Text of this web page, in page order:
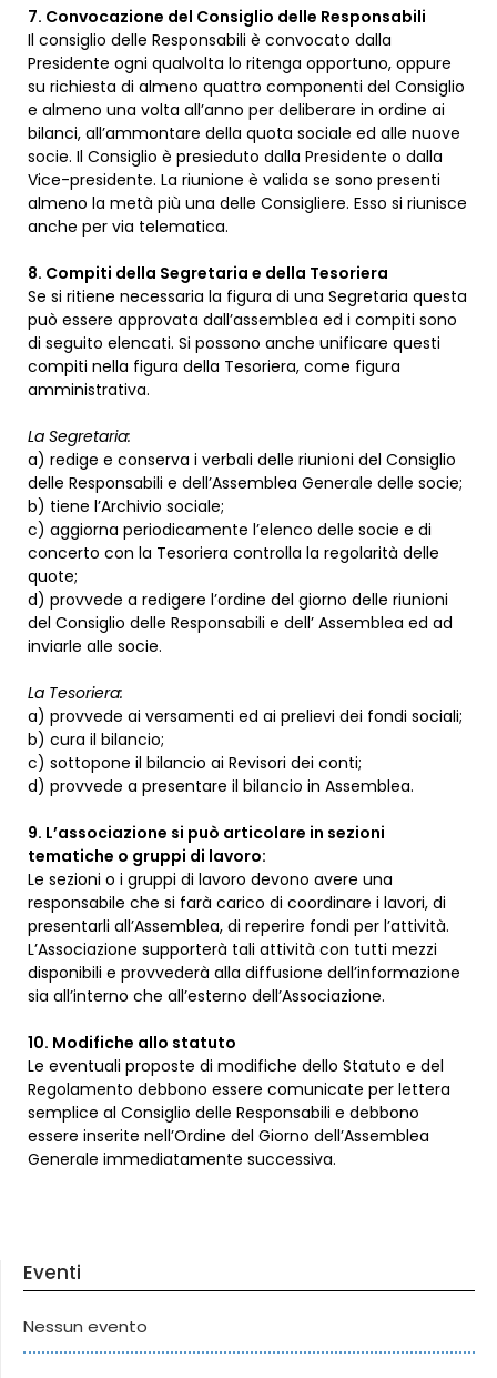
7. Convocazione del Consiglio delle Responsabili
Il consiglio delle Responsabili è convocato dalla
Presidente ogni qualvolta lo ritenga opportuno, oppure
su richiesta di almeno quattro componenti del Consiglio
e almeno una volta all’anno per deliberare in ordine ai
bilanci, all’ammontare della quota sociale ed alle nuove
socie. Il Consiglio è presieduto dalla Presidente o dalla
Vice-presidente. La riunione è valida se sono presenti
almeno la metà più una delle Consigliere. Esso si riunisce
anche per via telematica.
8. Compiti della Segretaria e della Tesoriera
Se si ritiene necessaria la figura di una Segretaria questa
può essere approvata dall’assemblea ed i compiti sono
di seguito elencati. Si possono anche unificare questi
compiti nella figura della Tesoriera, come figura
amministrativa.
La Segretaria:
a) redige e conserva i verbali delle riunioni del Consiglio
delle Responsabili e dell’Assemblea Generale delle socie;
b) tiene l’Archivio sociale;
c) aggiorna periodicamente l’elenco delle socie e di
concerto con la Tesoriera controlla la regolarità delle
quote;
d) provvede a redigere l’ordine del giorno delle riunioni
del Consiglio delle Responsabili e dell’ Assemblea ed ad
inviarle alle socie.
La Tesoriera:
a) provvede ai versamenti ed ai prelievi dei fondi sociali;
b) cura il bilancio;
c) sottopone il bilancio ai Revisori dei conti;
d) provvede a presentare il bilancio in Assemblea.
9. L’associazione si può articolare in sezioni
tematiche o gruppi di lavoro:
Le sezioni o i gruppi di lavoro devono avere una
responsabile che si farà carico di coordinare i lavori, di
presentarli all’Assemblea, di reperire fondi per l’attività.
L’Associazione supporterà tali attività con tutti mezzi
disponibili e provvederà alla diffusione dell’informazione
sia all’interno che all’esterno dell’Associazione.
10. Modifiche allo statuto
Le eventuali proposte di modifiche dello Statuto e del
Regolamento debbono essere comunicate per lettera
semplice al Consiglio delle Responsabili e debbono
essere inserite nell’Ordine del Giorno dell’Assemblea
Generale immediatamente successiva.
Eventi
Nessun evento